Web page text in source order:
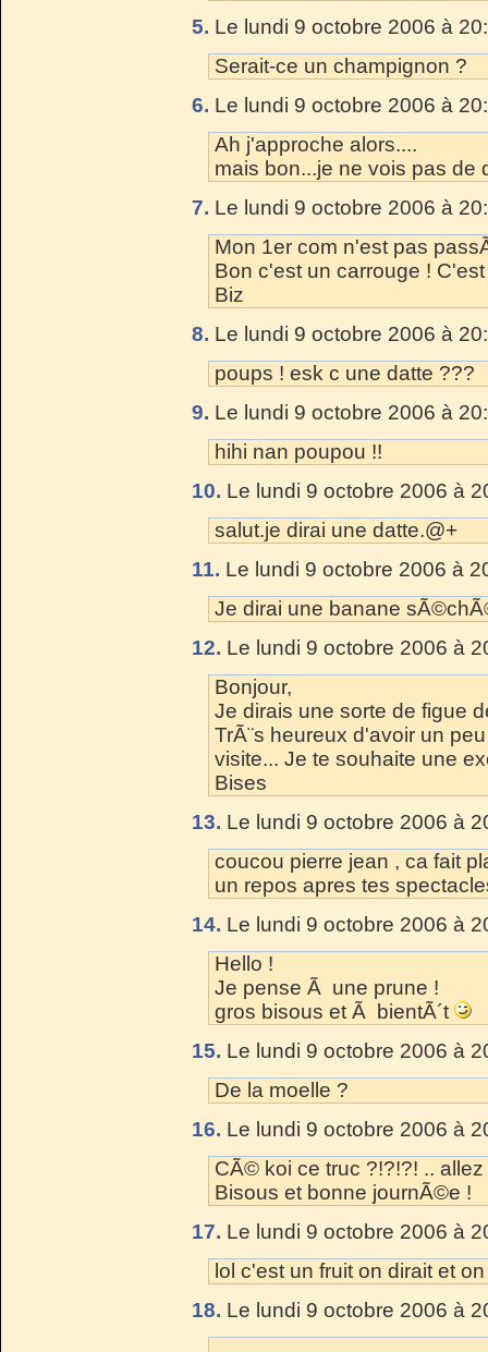
5. Le lundi 9 octobre 2006 à
Serait-ce un champignon ?
6. Le lundi 9 octobre 2006 à
Ah j'approche alors....
mais bon...je ne vois pas de
7. Le lundi 9 octobre 2006 à
Mon 1er com n'est pas
Bon c'est un carrouge !
Biz
8. Le lundi 9 octobre 2006 à
poups ! esk c une datte ???
9. Le lundi 9 octobre 2006 à
hihi nan poupou !!
10. Le lundi 9 octobre 2006 à
salut.je dirai une datte.@+
11. Le lundi 9 octobre 2006 à
Je dirai une banane
12. Le lundi 9 octobre 2006 à
Bonjour,
Je dirais une sorte de figue
TrÃ¨s heureux d'avoir un
visite... Je te souhaite une
Bises
13. Le lundi 9 octobre 2006 à
coucou pierre jean , ca fait
un repos apres tes
14. Le lundi 9 octobre 2006 à
Hello !
Je pense Ã une prune !
gros bisous et Ã bientÃ´t
15. Le lundi 9 octobre 2006 à
De la moelle ?
16. Le lundi 9 octobre 2006 à
CÃ© koi ce truc ?!?!?! ..
Bisous et bonne journÃ©e !
17. Le lundi 9 octobre 2006 à
lol c'est un fruit on dirait et
18. Le lundi 9 octobre 2006 à